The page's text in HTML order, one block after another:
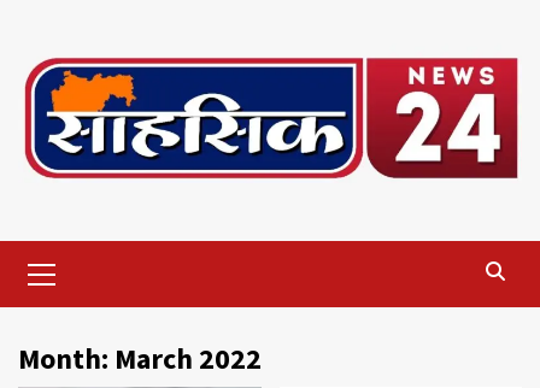
content
Menu
Month: March 2022